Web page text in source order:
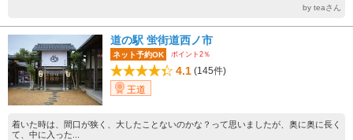
by teaさん
道の駅 蛍街道西ノ市
ネット予約OK ポイント2％
4.1 (145件)
王道
着いた時は、間口が狭く、大したことないのかな？って思いましたが、奥に奥に長く
て、中に入った...